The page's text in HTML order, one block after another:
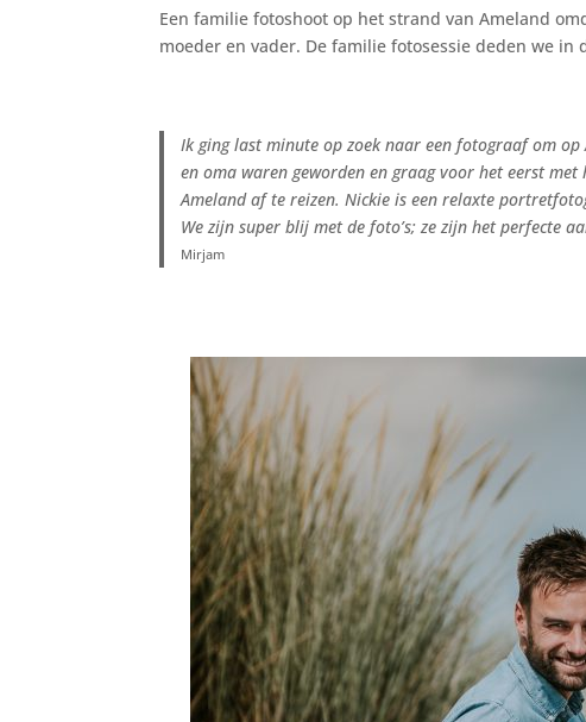
Een familie fotoshoot op het strand van Ameland
moeder en vader. De familie fotosessie deden we
Ik ging last minute op zoek naar een fotograaf om
en oma waren geworden en graag voor het eerst
Ameland af te reizen. Nickie is een relaxte
We zijn super blij met de foto’s; ze zijn het perfecte
Mirjam